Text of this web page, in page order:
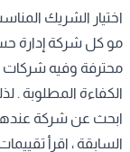
اختيار الشريك
مو كل شركة إدارة
محترفة وفيه شركات
الكفاءة المطلوبة .
ابحث عن شركة
السابقة ، اقرأ